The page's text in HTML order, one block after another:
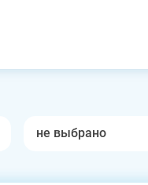
не выбрано